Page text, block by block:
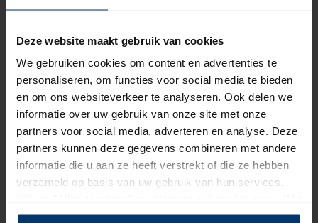
Deze website maakt gebruik van cookies
We gebruiken cookies om content en advertenties te
personaliseren, om functies voor social media te bieden
en om ons websiteverkeer te analyseren. Ook delen we
informatie over uw gebruik van onze site met onze
partners voor social media, adverteren en analyse. Deze
partners kunnen deze gegevens combineren met andere
informatie die u aan ze heeft verstrekt of die ze hebben
verzameld op basis van uw gebruik van hun services.
u liever geen cookies, klik dan op "instellen". Op onze
Strategie versus realiteit
Een veelvoorkomend obstakel bij bedrijven is dat
waardoor lange termijn oplossingen zoals
opleiding en ontwikkeling naar de achtergrond
verdwijnen. Toch ligt hier juist de sleutel tot
succes. Bedrijven die deze uitdagingen serieus
nemen, moeten ruimte creëren voor duurzame
inzetbaarheid en kennisoverdracht.